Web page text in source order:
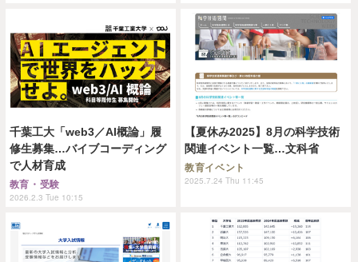
千葉工大「web3／AI概論」履
修生募集…バイブコーディング
で人材育成
教育・受験
2026.2.3 Tue 10:15
【夏休み2025】8月の科学技術
関連イベント一覧…文科省
教育イベント
2025.7.24 Thu 11:45